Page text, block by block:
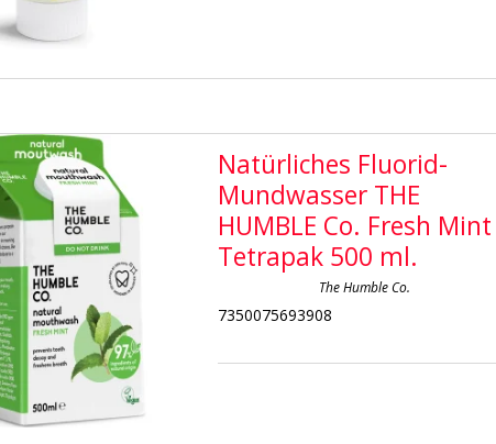
Natürliches Fluorid-
Mundwasser THE
HUMBLE Co. Fresh Mint
Tetrapak 500 ml.
The Humble Co.
7350075693908